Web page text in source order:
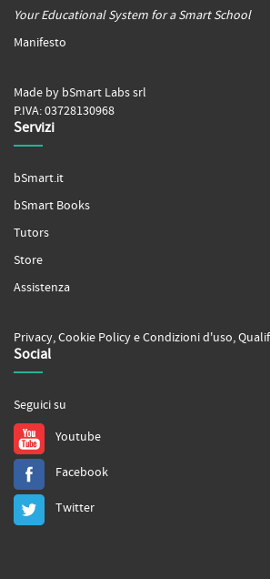
Your Educational System for a Smart School
Manifesto
Made by bSmart Labs srl
P.IVA: 03728130968
Servizi
bSmart.it
bSmart Books
Tutors
Store
Assistenza
Privacy,Cookie PolicyeCondizioni d'uso,
Social
Seguici su
Youtube
Facebook
Twitter